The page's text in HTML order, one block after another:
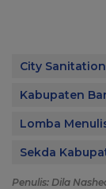
City
Kabupaten
Lomba
Sekda
Penulis: Dila